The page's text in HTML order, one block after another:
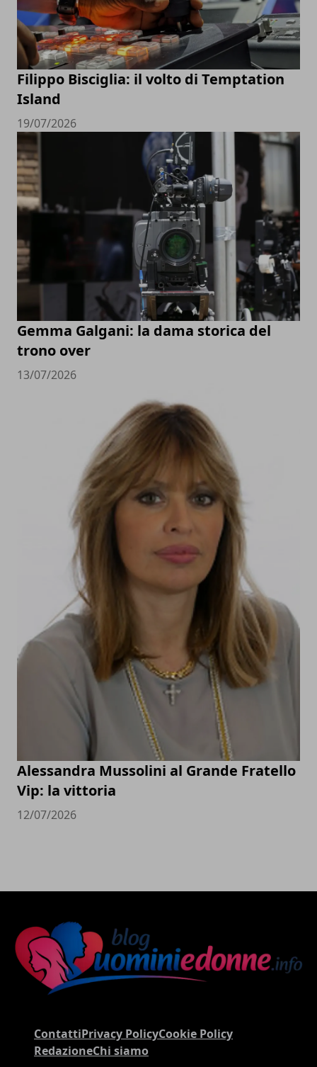
Filippo Bisciglia: il volto di Temptation
Island
19/07/2026
Gemma Galgani: la dama storica del
trono over
13/07/2026
Alessandra Mussolini al Grande Fratello
Vip: la vittoria
12/07/2026
ContattiPrivacy PolicyCookie Policy
RedazioneChi siamo